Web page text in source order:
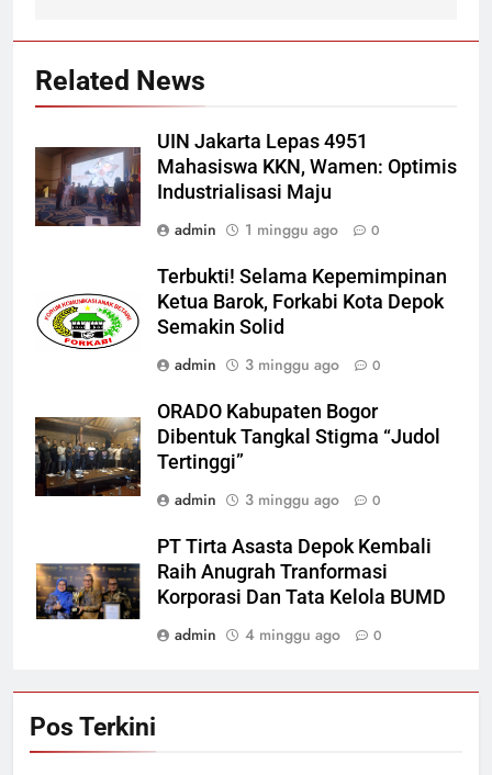
Related News
UIN Jakarta Lepas 4951
Mahasiswa KKN, Wamen: Optimis
Industrialisasi Maju
admin
1 minggu ago 0
Terbukti! Selama Kepemimpinan
Ketua Barok, Forkabi Kota Depok
Semakin Solid
admin
3 minggu ago 0
ORADO Kabupaten Bogor
Dibentuk Tangkal Stigma “Judol
Tertinggi”
admin
3 minggu ago 0
PT Tirta Asasta Depok Kembali
Raih Anugrah Tranformasi
Korporasi Dan Tata Kelola BUMD
admin
4 minggu ago 0
Pos Terkini